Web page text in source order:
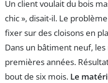
Un client voulait du bois
chic », disait-il. Le
fixer sur des cloisons en
Dans un bâtiment neuf,
premières années.
bout de six mois. Le